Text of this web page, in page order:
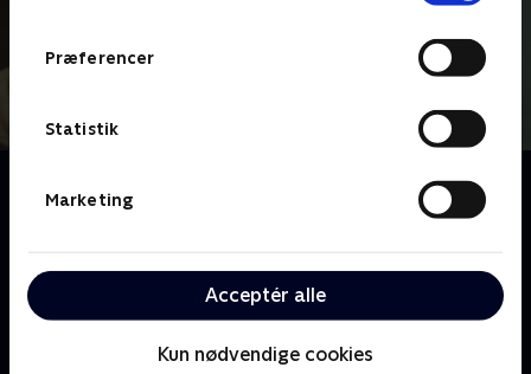
Præferencer
Statistik
Marketing
Acceptér alle
Kun nødvendige cookies
I denne serie undersøger TV 2 to af Danmarks mest
slap afsted med et udspekuleret drab på et uskyldigt
menneske. Gerningsmanden bliver først pågrebet
efter nye drab. Kunne de nye drab kunne være
undgået, hvis politiet havde gjort deres arbejde?